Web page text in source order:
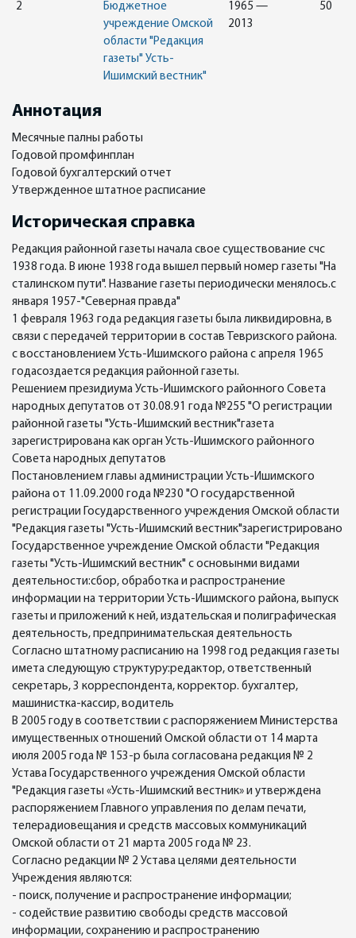
2
Бюджетное
учреждение Омской
области "Редакция
газеты" Усть-
Ишимский вестник"
1965 —
2013
50
Аннотация
Месячные палны работы
Годовой промфинплан
Годовой бухгалтерский отчет
Утвержденное штатное расписание
Историческая справка
Редакция районной газеты начала свое существование счс
1938 года. В июне 1938 года вышел первый номер газеты "На
сталинском пути". Название газеты периодически менялось.с
января 1957-"Северная правда"
1 февраля 1963 года редакция газеты была ликвидировна, в
связи с передачей территории в состав Тевризского района.
с восстановлением Усть-Ишимского района с апреля 1965
годасоздается редакция районной газеты.
Решением президиума Усть-Ишимского районного Совета
народных депутатов от 30.08.91 года №255 "О регистрации
районной газеты "Усть-Ишимский вестник"газета
зарегистрирована как орган Усть-Ишимского районного
Совета народных депутатов
Постановлением главы администрации Усть-Ишимского
района от 11.09.2000 года №230 "О государственной
регистрации Государственного учреждения Омской области
"Редакция газеты "Усть-Ишимский вестник"зарегистрировано
Государственное учреждение Омской области "Редакция
газеты "Усть-Ишимский вестник" с основынми видами
деятельности:сбор, обработка и распространение
информации на территории Усть-Ишимского района, выпуск
газеты и приложений к ней, издательская и полиграфическая
деятельность, предпринимательская деятельность
Согласно штатному расписанию на 1998 год редакция газеты
имета следующую структуру:редактор, ответственный
секретарь, 3 корреспондента, корректор. бухгалтер,
машинистка-кассир, водитель
В 2005 году в соответствии с распоряжением Министерства
имущественных отношений Омской области от 14 марта
июля 2005 года № 153-р была согласована редакция № 2
Устава Государственного учреждения Омской области
"Редакция газеты «Усть-Ишимский вестник» и утверждена
распоряжением Главного управления по делам печати,
телерадиовещания и средств массовых коммуникаций
Омской области от 21 марта 2005 года № 23.
Согласно редакции № 2 Устава целями деятельности
Учреждения являются:
- поиск, получение и распространение информации;
- содействие развитию свободы средств массовой
информации, сохранению и распространению